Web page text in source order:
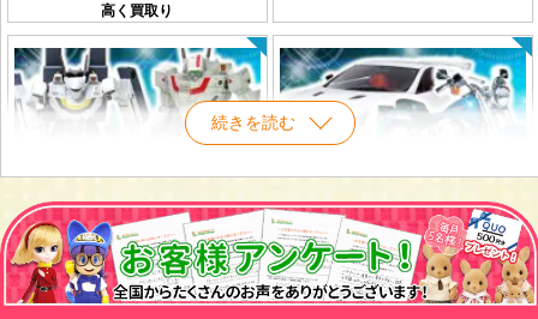
続きを読む
高く買取り
マクロスプラモデル 買取 車・バイク プラモデル買取